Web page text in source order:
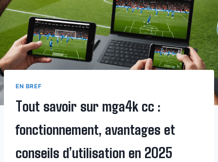
EN BREF
Tout savoir sur mga4k cc :
fonctionnement, avantages et
conseils d’utilisation en 2025